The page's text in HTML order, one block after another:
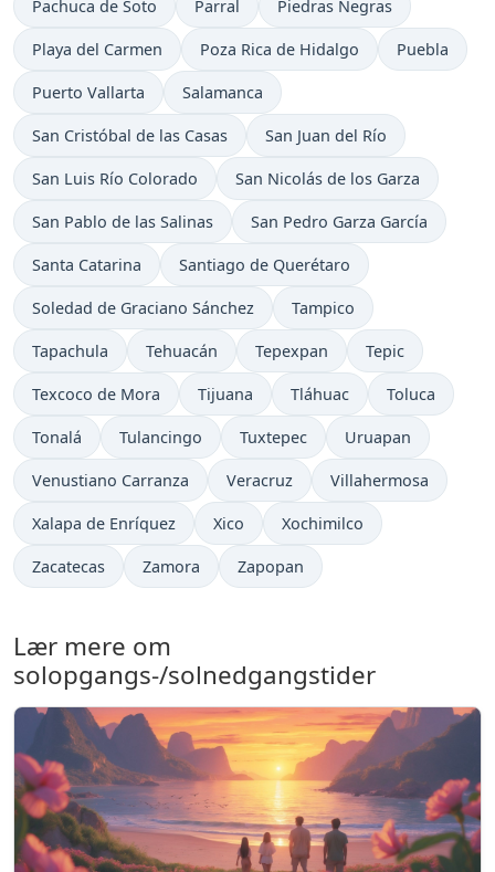
Pachuca de Soto Parral Piedras Negras
Playa del Carmen Poza Rica de Hidalgo Puebla
Puerto Vallarta Salamanca
San Cristóbal de las Casas San Juan del Río
San Luis Río Colorado San Nicolás de los Garza
San Pablo de las Salinas San Pedro Garza García
Santa Catarina Santiago de Querétaro
Soledad de Graciano Sánchez Tampico
Tapachula Tehuacán Tepexpan Tepic
Texcoco de Mora Tijuana Tláhuac Toluca
Tonalá Tulancingo Tuxtepec Uruapan
Venustiano Carranza Veracruz Villahermosa
Xalapa de Enríquez Xico Xochimilco
Zacatecas Zamora Zapopan
Lær mere om
solopgangs-/solnedgangstider